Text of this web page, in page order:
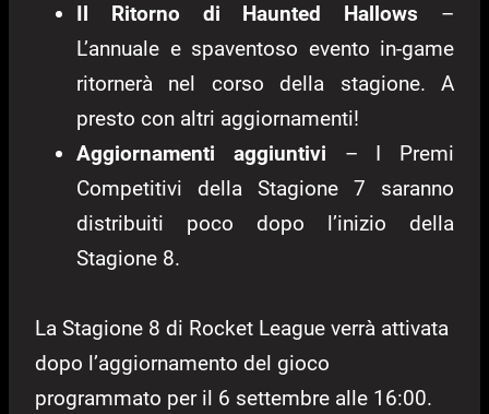
Il Ritorno di Haunted Hallows
–
L’annuale e spaventoso evento in-game
ritornerà nel corso della stagione. A
presto con altri aggiornamenti!
Aggiornamenti aggiuntivi
– I Premi
Competitivi della Stagione 7 saranno
distribuiti poco dopo l’inizio della
Stagione 8.
La Stagione 8 di Rocket League verrà attivata
dopo l’aggiornamento del gioco
programmato per il 6 settembre alle 16:00.